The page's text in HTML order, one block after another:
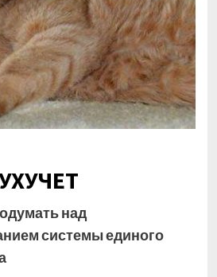
над
системы единого